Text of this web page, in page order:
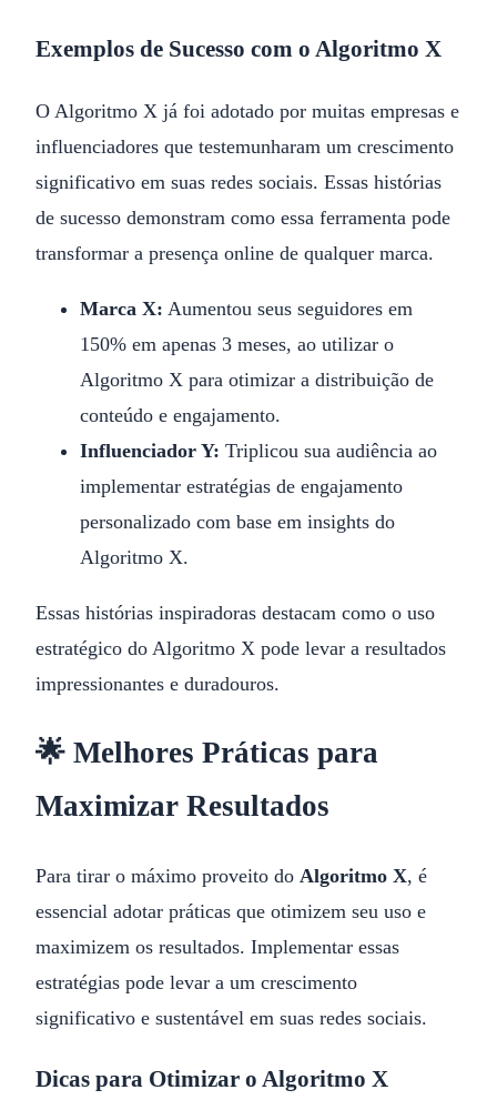
Exemplos de Sucesso com o Algoritmo X
O Algoritmo X já foi adotado por muitas empresas e
influenciadores que testemunharam um crescimento
significativo em suas redes sociais. Essas histórias
de sucesso demonstram como essa ferramenta pode
transformar a presença online de qualquer marca.
Marca X: Aumentou seus seguidores em
150% em apenas 3 meses, ao utilizar o
Algoritmo X para otimizar a distribuição de
conteúdo e engajamento.
Influenciador Y: Triplicou sua audiência ao
implementar estratégias de engajamento
personalizado com base em insights do
Algoritmo X.
Essas histórias inspiradoras destacam como o uso
estratégico do Algoritmo X pode levar a resultados
impressionantes e duradouros.
🌟 Melhores Práticas para
Maximizar Resultados
Para tirar o máximo proveito do Algoritmo X, é
essencial adotar práticas que otimizem seu uso e
maximizem os resultados. Implementar essas
estratégias pode levar a um crescimento
significativo e sustentável em suas redes sociais.
Dicas para Otimizar o Algoritmo X